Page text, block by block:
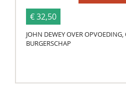
€ 32,50
JOHN DEWEY OVER OPVOEDING,
BURGERSCHAP